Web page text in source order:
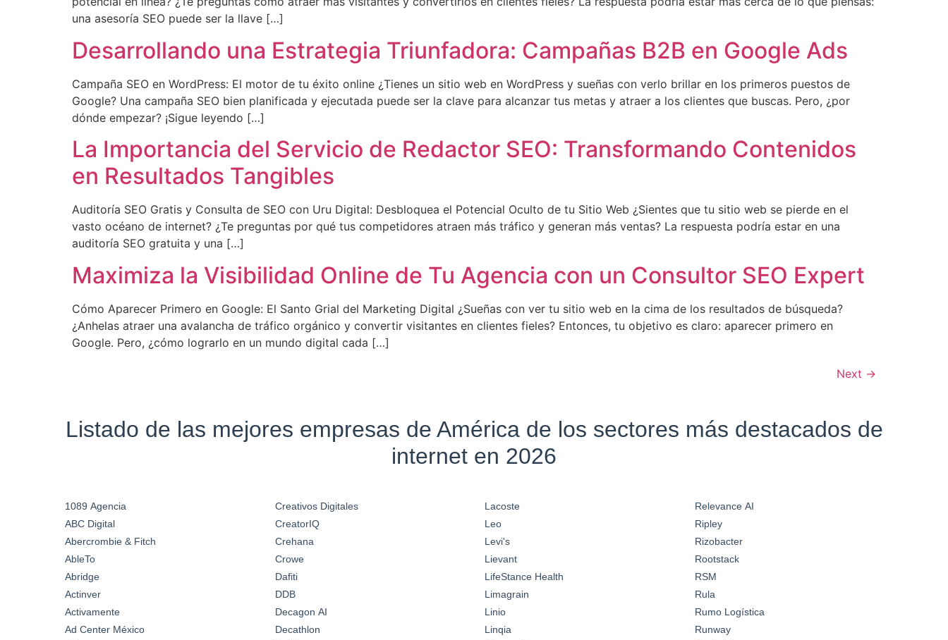
una asesoría SEO puede ser la llave […]
Desarrollando una Estrategia Triunfadora: Campañas B2B en Google Ads
Campaña SEO en WordPress: El motor de tu éxito online ¿Tienes un sitio web en WordPress y sueñas con verlo brillar en los primeros puestos de
Google? Una campaña SEO bien planificada y ejecutada puede ser la clave para alcanzar tus metas y atraer a los clientes que buscas. Pero, ¿por
dónde empezar? ¡Sigue leyendo […]
La Importancia del Servicio de Redactor SEO: Transformando Contenidos
en Resultados Tangibles
Auditoría SEO Gratis y Consulta de SEO con Uru Digital: Desbloquea el Potencial Oculto de tu Sitio Web ¿Sientes que tu sitio web se pierde en el
vasto océano de internet? ¿Te preguntas por qué tus competidores atraen más tráfico y generan más ventas? La respuesta podría estar en una
auditoría SEO gratuita y una […]
Maximiza la Visibilidad Online de Tu Agencia con un Consultor SEO Expert
Cómo Aparecer Primero en Google: El Santo Grial del Marketing Digital ¿Sueñas con ver tu sitio web en la cima de los resultados de búsqueda?
¿Anhelas atraer una avalancha de tráfico orgánico y convertir visitantes en clientes fieles? Entonces, tu objetivo es claro: aparecer primero en
Google. Pero, ¿cómo lograrlo en un mundo digital cada […]
Next →
Listado de las mejores empresas de América de los sectores más destacados de
internet en 2026
1089 Agencia
ABC Digital
Abercrombie & Fitch
AbleTo
Abridge
Actinver
Activamente
Ad Center México
Creativos Digitales
CreatorIQ
Crehana
Crowe
Dafiti
DDB
Decagon AI
Decathlon
Lacoste
Leo
Levi's
Lievant
LifeStance Health
Limagrain
Linio
Linqia
Relevance AI
Ripley
Rizobacter
Rootstack
RSM
Rula
Rumo Logística
Runway